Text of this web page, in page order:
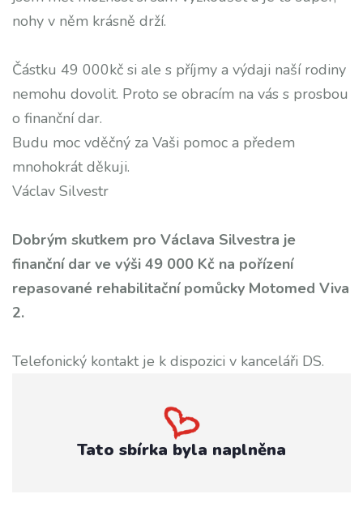
nohy v něm krásně drží.
Částku 49 000kč si ale s příjmy a výdaji naší rodiny
nemohu dovolit. Proto se obracím na vás s prosbou
o finanční dar.
Budu moc vděčný za Vaši pomoc a předem
mnohokrát děkuji.
Václav Silvestr
Dobrým skutkem pro Václava Silvestra je
finanční dar ve výši 49 000 Kč na pořízení
repasované rehabilitační pomůcky Motomed Viva
2.
Telefonický kontakt je k dispozici v kanceláři DS.
Tato sbírka byla naplněna